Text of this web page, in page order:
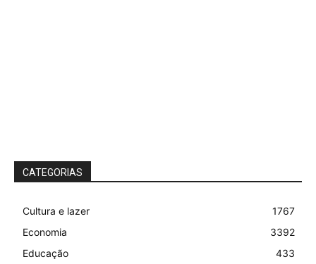
CATEGORIAS
Cultura e lazer
1767
Economia
3392
Educação
433